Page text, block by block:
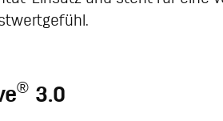
® 3.0